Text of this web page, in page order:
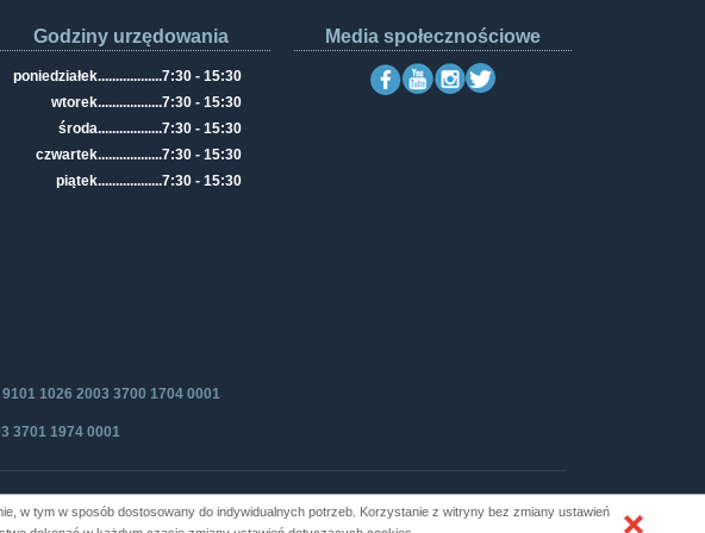
Godziny urzędowania
poniedziałek..................7:30 - 15:30
wtorek..................7:30 - 15:30
środa..................7:30 - 15:30
czwartek..................7:30 - 15:30
piątek..................7:30 - 15:30
Media społecznościowe
1026 2003 3700 1704 0001
3701 1974 0001
Produkcja i hosting: ZETO-RZESZÓW
w tym w sposób dostosowany do indywidualnych potrzeb. Korzystanie z witryny bez zmiany ustawień